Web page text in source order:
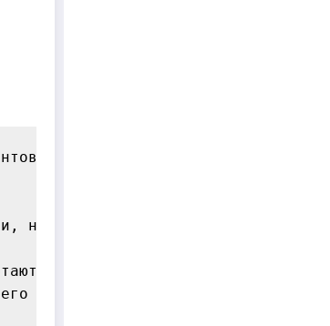
h1>
но и непростой путь с
h3>
рода спасательный круг в